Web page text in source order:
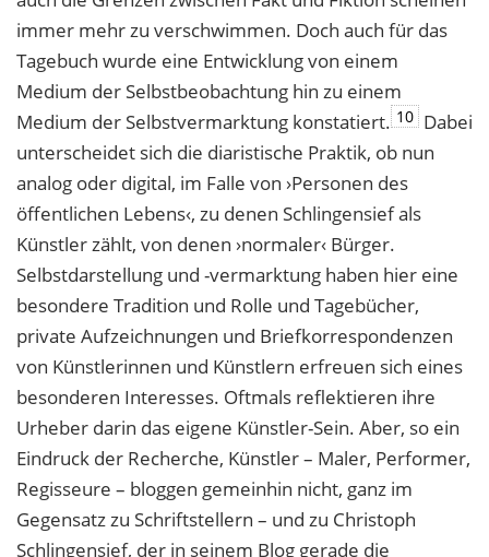
immer mehr zu verschwimmen. Doch auch für das
Tagebuch wurde eine Entwicklung von einem
Medium der Selbstbeobachtung hin zu einem
Medium der Selbstvermarktung konstatiert. 10 Dabei
unterscheidet sich die diaristische Praktik, ob nun
analog oder digital, im Falle von ›Personen des
öffentlichen Lebens‹, zu denen Schlingensief als
Künstler zählt, von denen ›normaler‹ Bürger.
Selbstdarstellung und -vermarktung haben hier eine
besondere Tradition und Rolle und Tagebücher,
private Aufzeichnungen und Briefkorrespondenzen
von Künstlerinnen und Künstlern erfreuen sich eines
besonderen Interesses. Oftmals reflektieren ihre
Urheber darin das eigene Künstler-Sein. Aber, so ein
Eindruck der Recherche, Künstler – Maler, Performer,
Regisseure – bloggen gemeinhin nicht, ganz im
Gegensatz zu Schriftstellern – und zu Christoph
Schlingensief, der in seinem Blog gerade die